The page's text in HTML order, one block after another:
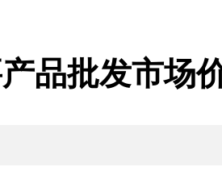
品批发市场